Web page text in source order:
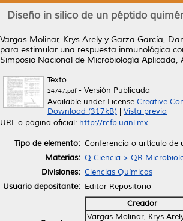
Diseño in silico de un péptido
Vargas Molinar, Krys Arely y Garza García,
para estimular una respuesta inmunológica
Simposio Nacional de Microbiología Aplicada,
Texto
24747.pdf- Versión Publicada
Available under License Creative
Download (317kB)
Vista previa
URL o página oficial: http://rcfb.uanl.mx
Tipo de elemento: Conferencia o artículo de
Materias: Q Ciencia > QR
Divisiones: Ciencias Químicas
Usuario depositante: Editor Repositorio
Creador
Vargas Molinar, Krys